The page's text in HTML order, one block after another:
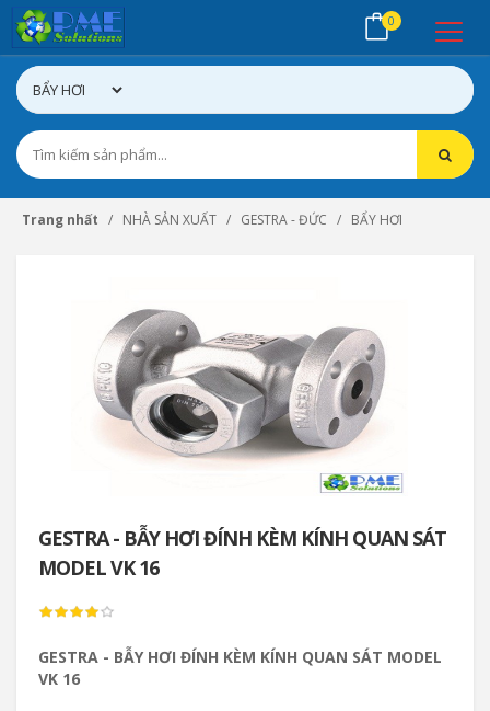
0
Trang nhất NHÀ SẢN XUẤT GESTRA - ĐỨC BẨY HƠI
GESTRA - BẪY HƠI ĐÍNH KÈM KÍNH QUAN SÁT
MODEL VK 16
GESTRA - BẪY HƠI ĐÍNH KÈM KÍNH QUAN SÁT MODEL
VK 16